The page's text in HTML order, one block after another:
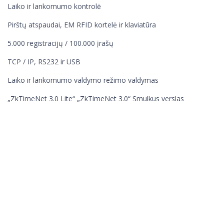
Laiko ir lankomumo kontrolė
Pirštų atspaudai, EM RFID kortelė ir klaviatūra
5.000 registracijų / 100.000 įrašų
TCP / IP, RS232 ir USB
Laiko ir lankomumo valdymo režimo valdymas
„ZkTimeNet 3.0 Lite“ „ZkTimeNet 3.0“ Smulkus verslas